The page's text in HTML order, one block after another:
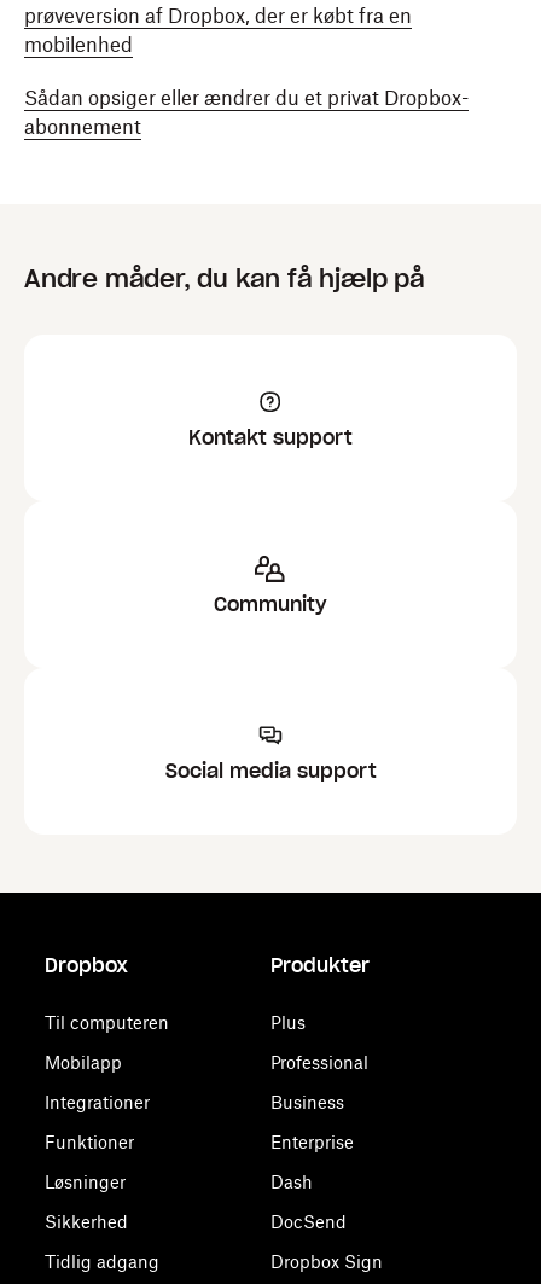
prøveversion af Dropbox, der er købt fra en
mobilenhed
Sådan opsiger eller ændrer du et privat Dropbox-
abonnement
Andre måder, du kan få hjælp på
Kontakt support
Community
Social media support
Dropbox
Til computeren
Mobilapp
Integrationer
Funktioner
Løsninger
Sikkerhed
Tidlig adgang
Produkter
Plus
Professional
Business
Enterprise
Dash
DocSend
Dropbox Sign